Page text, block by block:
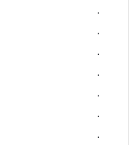
.
.
.
.
.
.
.